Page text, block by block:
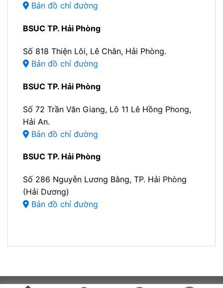
Bản đồ chỉ đường
BSUC TP. Hải Phòng
Số 818 Thiện Lôi, Lê Chân, Hải Phòng.
Bản đồ chỉ đường
BSUC TP. Hải Phòng
Số 72 Trần Văn Giang, Lô 11 Lê Hồng Phong,
Hải An.
Bản đồ chỉ đường
BSUC TP. Hải Phòng
Số 286 Nguyễn Lương Bằng, TP. Hải Phòng
(Hải Dương)
Bản đồ chỉ đường